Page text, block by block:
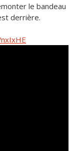
le bandeau
derrière.